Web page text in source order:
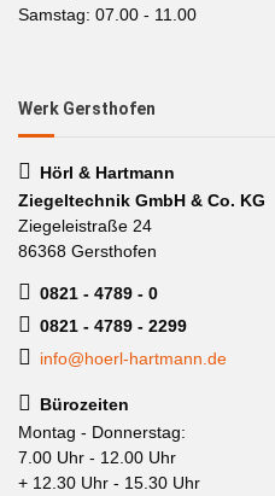
Samstag: 07.00 - 11.00
Werk Gersthofen
Hörl & Hartmann
Ziegeltechnik GmbH & Co. KG
Ziegeleistraße 24
86368 Gersthofen
0821 - 4789 - 0
0821 - 4789 - 2299
info@hoerl-hartmann.de
Bürozeiten
Montag - Donnerstag:
7.00 Uhr - 12.00 Uhr
+ 12.30 Uhr - 15.30 Uhr